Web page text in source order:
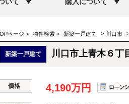
ページ > 物件検索 > 新築一戸建て > 川口市
新築一戸建て 川口市上青木６
価格 4,190万円